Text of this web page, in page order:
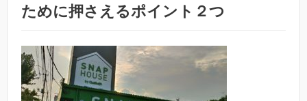
ために押さえるポイント２つ